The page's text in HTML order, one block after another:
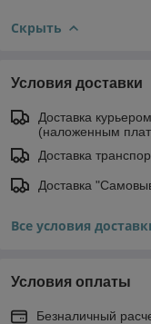
Скрыть
Условия доставки
Доставка
(наложенным
Доставка
Доставка
Все условия
Условия оплаты
Безналичный